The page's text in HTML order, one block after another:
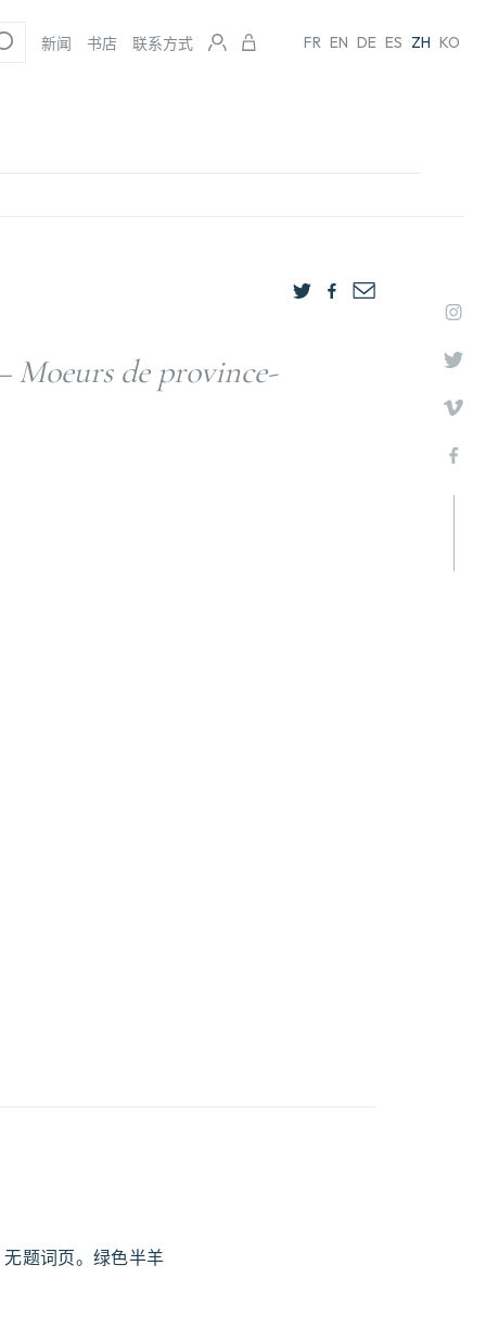
新闻 书店 联系方式 FR EN DE ES ZH KO
Moeurs de province-
无题词页。绿色半羊